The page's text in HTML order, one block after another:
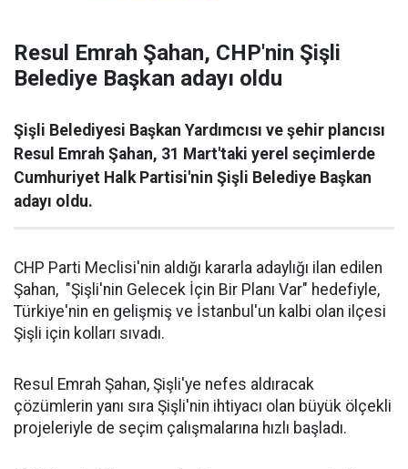
Resul Emrah Şahan, CHP'nin Şişli
Belediye Başkan adayı oldu
Şişli Belediyesi Başkan Yardımcısı ve şehir plancısı
Resul Emrah Şahan, 31 Mart'taki yerel seçimlerde
Cumhuriyet Halk Partisi'nin Şişli Belediye Başkan
adayı oldu.
CHP Parti Meclisi'nin aldığı kararla adaylığı ilan edilen
Şahan, "Şişli'nin Gelecek İçin Bir Planı Var" hedefiyle,
Türkiye'nin en gelişmiş ve İstanbul'un kalbi olan ilçesi
Şişli için kolları sıvadı.
Resul Emrah Şahan, Şişli'ye nefes aldıracak
çözümlerin yanı sıra Şişli'nin ihtiyacı olan büyük ölçekli
projeleriyle de seçim çalışmalarına hızlı başladı.